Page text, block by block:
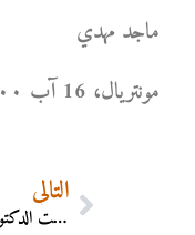
ماجد مهدي
مونتریال، 16 آب ۲۰۰۰
التالي
كيف عرفت الدكتور داهش